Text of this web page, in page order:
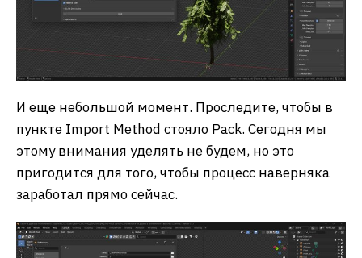
И еще небольшой момент. Проследите, чтобы в
пункте Import Method стояло Pack. Сегодня мы
этому внимания уделять не будем, но это
пригодится для того, чтобы процесс наверняка
заработал прямо сейчас.